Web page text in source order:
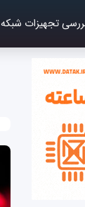
تجهیزات شبکه